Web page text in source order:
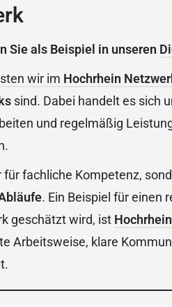
Sie als Beispiel in unseren
wir im Hochrhein
sind. Dabei handelt es sich
und regelmäßig
fachliche Kompetenz,
. Ein Beispiel für einen
geschätzt wird, ist
Arbeitsweise, klare